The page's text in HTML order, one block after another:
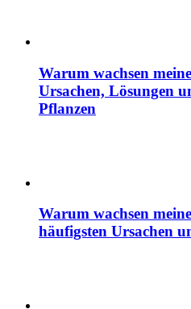
Warum wachsen
Ursachen, Lösungen
Pflanzen
Warum wachsen
häufigsten Ursachen